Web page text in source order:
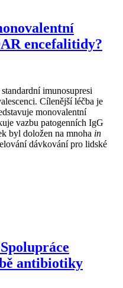
encefalitidy?
imunosupresi
Cílenější léčba je
monovalentní
vazbu patogenních IgG
byl doložen na mnoha in
dávkování pro lidské
antibiotiky